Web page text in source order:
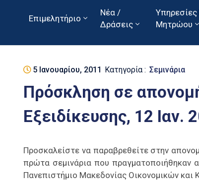
Επιμελητήριο
Νέα /
Δράσεις
Μητρώου
5 Ιανουαρίου, 2011 Κατηγορία : Σεμινάρια
Πρόσκληση σε
Εξειδίκευσης, 12 Ιαν.
Προσκαλείστε να παραβρεθείτε στην
πρώτα σεμινάρια που πραγματοποιήθηκαν
Πανεπιστήμιο Μακεδονίας Οικονομικών και